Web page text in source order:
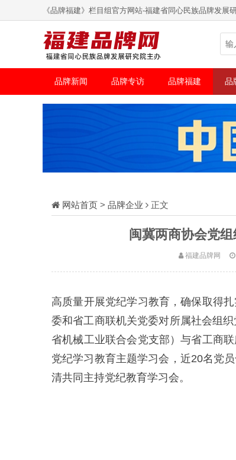
《品牌福建》栏目组官方网站-福建省同心民族品牌发展
品牌新闻 品牌专访 品牌福建 品
网站首页 > 品牌企业 正文
闽冀两商协会党
福建品牌网
高质量开展党纪学习教育，确保取得
委和省工商联机关党委对所属社会组
省机械工业联合会党支部）与省工商
党纪学习教育主题学习会，近20名党
清共同主持党纪教育学习会。